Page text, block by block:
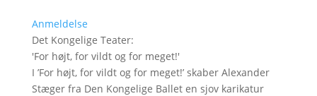
Anmeldelse
Det Kongelige Teater:
'For højt, for vildt og for meget!'
I ’For højt, for vildt og for meget!’ skaber Alexander
Stæger fra Den Kongelige Ballet en sjov karikatur